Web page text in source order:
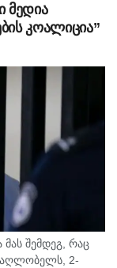
მედია
კოალიცია”
შემდეგ, რაც
2-